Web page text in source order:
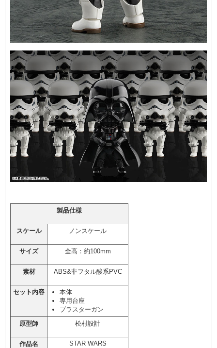
製品仕様
スケール ノンスケール
サイズ 全高：約100mm
素材 ABS&非フタル酸系PVC
セット内容
本体
専用台座
ブラスターガン
原型師
松村設計
作品名 STAR WARS